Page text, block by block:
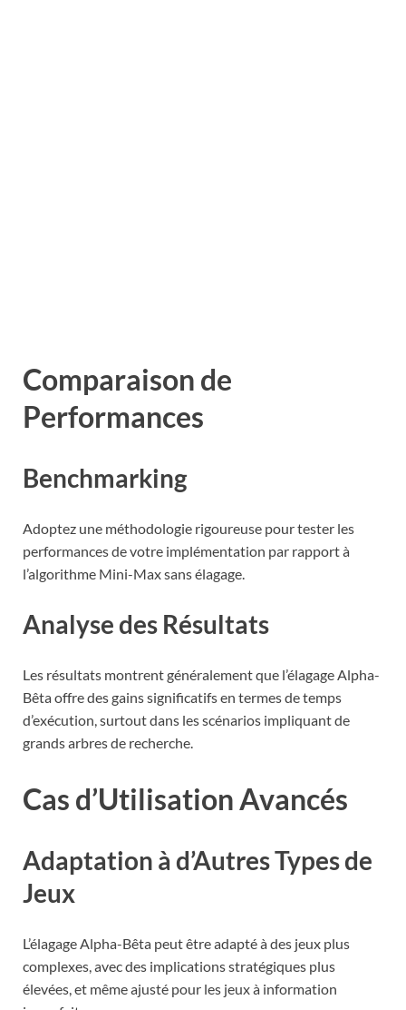
Comparaison de
Performances
Benchmarking
Adoptez une méthodologie rigoureuse pour tester les
performances de votre implémentation par rapport à
l’algorithme Mini-Max sans élagage.
Analyse des Résultats
Les résultats montrent généralement que l’élagage Alpha-
Bêta offre des gains significatifs en termes de temps
d’exécution, surtout dans les scénarios impliquant de
grands arbres de recherche.
Cas d’Utilisation Avancés
Adaptation à d’Autres Types de
Jeux
L’élagage Alpha-Bêta peut être adapté à des jeux plus
complexes, avec des implications stratégiques plus
élevées, et même ajusté pour les jeux à information